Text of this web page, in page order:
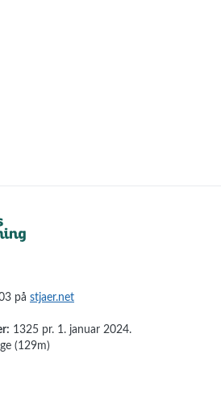
på stjaer.net
1325 pr. 1. januar 2024.
(129m)